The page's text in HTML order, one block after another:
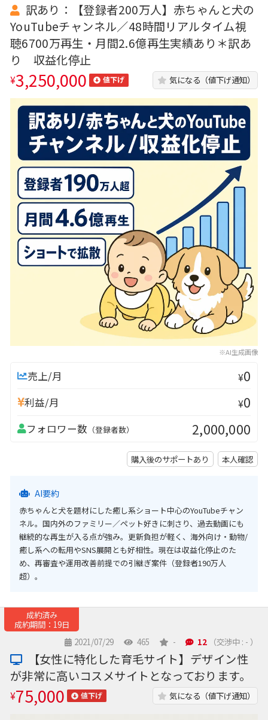
※AI生成画像
訳あり：【登録者200万人】赤ちゃんと犬の
YouTubeチャンネル／48時間リアルタイム視
聴6700万再生・月間2.6億再生実績あり＊訳あ
り 収益化停止
¥3,250,000 値下げ 気になる（値下げ通知）
売上/月 ¥0
利益/月 ¥0
フォロワー数 （登録者数） 2,000,000
購入後のサポートあり 本人確認
AI要約
赤ちゃんと犬を題材にした癒し系ショート中心のYouTubeチャン
ネル。国内外のファミリー／ペット好きに刺さり、過去動画にも
継続的な再生が入る点が強み。更新負担が軽く、海外向け・動物/
癒し系への転用やSNS展開とも好相性。現在は収益化停止のた
め、再審査や運用改善前提での引継ぎ案件（登録者190万人
超）。
成約済み
成約期間：19日
2021/07/29
465 - 12 （交渉中 : - ）
【女性に特化した育毛サイト】デザイン性
が非常に高いコスメサイトとなっております。
¥75,000 値下げ 気になる（値下げ通知）